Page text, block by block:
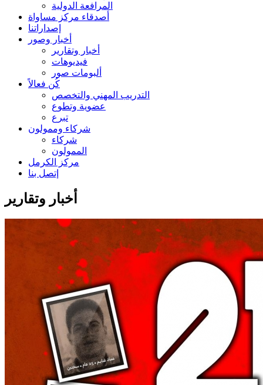
المرافعة الدولية
أصدقاء مركز مساواة
إصداراتنا
أخبار وصور
أخبار وتقارير
فيديوهات
ألبومات صور
كُن فعالاً
التدريب المهني والتخصص
عضوية وتطوع
تبرع
شركاء وممولون
شركاء
الممولون
مركز الكرمل
إتصل بنا
أخبار وتقارير